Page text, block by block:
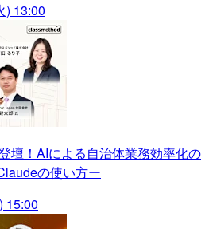
) 13:00
壇！AIによる自治体業務効率化の
の使い方ー
15:00